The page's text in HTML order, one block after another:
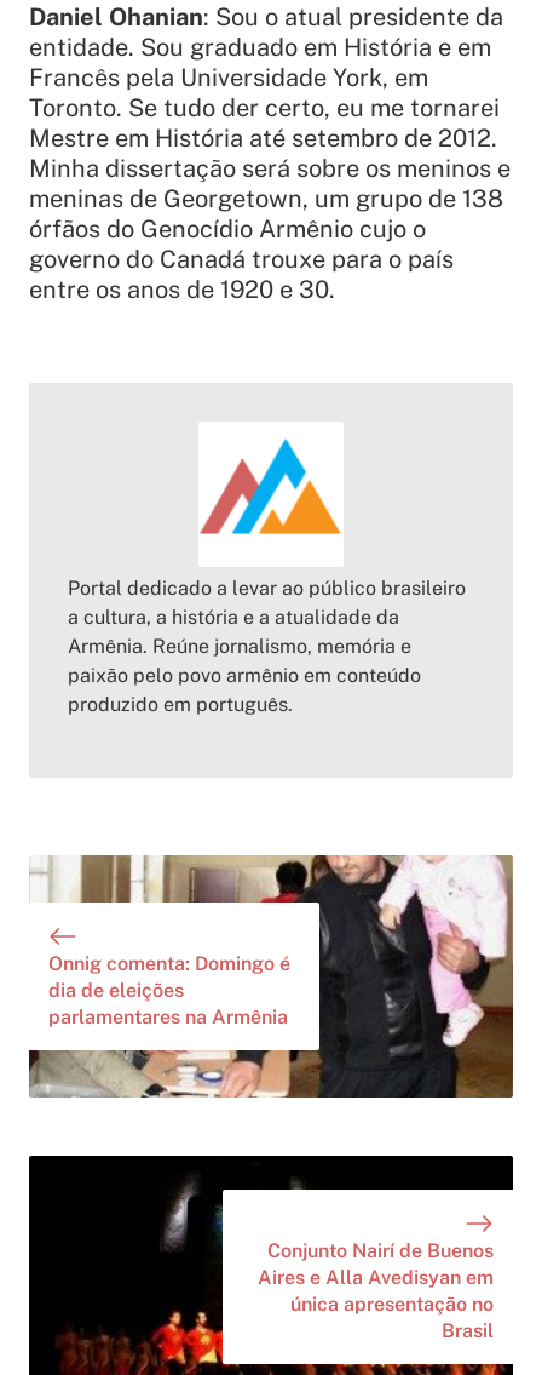
Daniel Ohanian: Sou o atual presidente da
entidade. Sou graduado em História e em
Francês pela Universidade York, em
Toronto. Se tudo der certo, eu me tornarei
Mestre em História até setembro de 2012.
Minha dissertação será sobre os meninos e
meninas de Georgetown, um grupo de 138
órfãos do Genocídio Armênio cujo o
governo do Canadá trouxe para o país
entre os anos de 1920 e 30.
Portal dedicado a levar ao público brasileiro
a cultura, a história e a atualidade da
Armênia. Reúne jornalismo, memória e
paixão pelo povo armênio em conteúdo
produzido em português.
Onnig comenta: Domingo é
dia de eleições
parlamentares na Armênia
Conjunto Nairí de Buenos
Aires e Alla Avedisyan em
única apresentação no
Brasil